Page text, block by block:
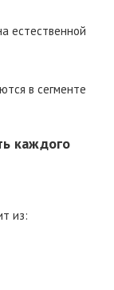
естественной
в сегменте
каждого
из: